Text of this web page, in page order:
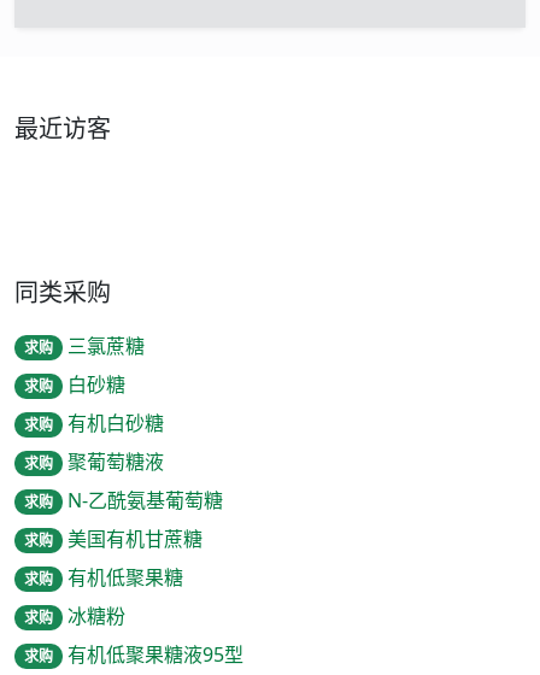
最近访客
同类采购
求购 三氯蔗糖
求购 白砂糖
求购 有机白砂糖
求购 聚葡萄糖液
求购 N-乙酰氨基葡萄糖
求购 美国有机甘蔗糖
求购 有机低聚果糖
求购 冰糖粉
求购 有机低聚果糖液95型